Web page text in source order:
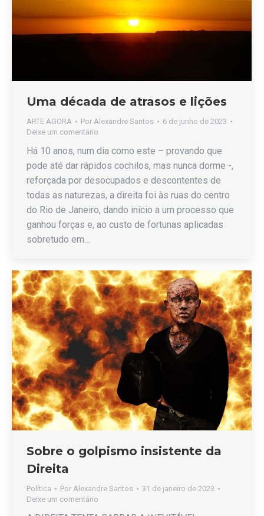
Uma década de atrasos e lições
ARTE AGORA Por Alexandre Santos
6 de junho de 2023
Deixe um comentário
Há 10 anos, num dia como este – provando que
pode até dar rápidos cochilos, mas nunca dorme -,
reforçada por desocupados e descontentes de
todas as naturezas, a direita foi às ruas do centro
do Rio de Janeiro, dando início a um processo que
ganhou forças e, ao custo de fortunas aplicadas
sobretudo em…
Sobre o golpismo insistente da
Direita
Política Por Alexandre Santos
31 de janeiro de 2023
Deixe um comentário